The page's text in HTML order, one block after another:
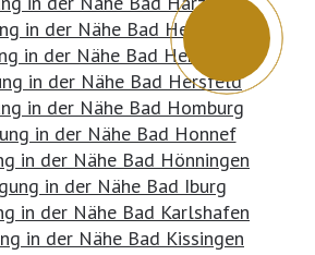
in der Nähe Bad Heilbrunn
in der Nähe Bad Herrenalb
in der Nähe Bad Hersfeld
in der Nähe Bad Homburg
in der Nähe Bad Honnef
in der Nähe Bad Hönningen
in der Nähe Bad Iburg
in der Nähe Bad Karlshafen
in der Nähe Bad Kissingen